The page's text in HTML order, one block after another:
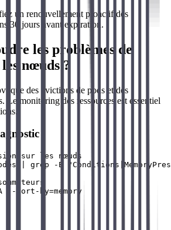
un renouvellement proactif des
30 jours avant expiration.
les problèmes de
nœuds ?
des évictions de pods et des
Le monitoring des ressources est essentiel
sur les nœuds
| grep -E
sort-by=memory